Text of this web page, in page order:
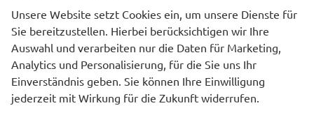
Fahrzeugnr.34078 GetriebeAutomatik
KraftstoffHybrid Benzin AußenfarbeCandyweiß
Leistung180 kW (245 PS) Kilometerstand 10 km
01.08.2026
73.190,– €
incl. 19% MwSt.
Details
Unsere Website setzt Cookies ein, um unsere Dienste für
Sie bereitzustellen. Hierbei berücksichtigen wir Ihre
Auswahl und verarbeiten nur die Daten für Marketing,
Analytics und Personalisierung, für die Sie uns Ihr
Einverständnis geben. Sie können Ihre Einwilligung
jederzeit mit Wirkung für die Zukunft widerrufen.